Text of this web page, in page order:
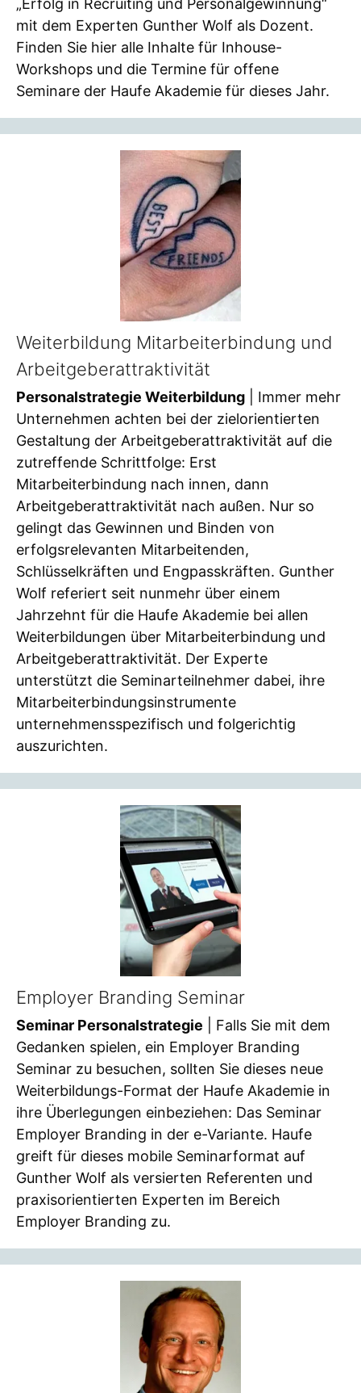
mit dem Experten Gunther Wolf als Dozent.
Finden Sie hier alle Inhalte für Inhouse-
Workshops und die Termine für offene
Seminare der Haufe Akademie für dieses Jahr.
Weiterbildung Mitarbeiterbindung und
Arbeitgeberattraktivität
Personalstrategie Weiterbildung | Immer mehr
Unternehmen achten bei der zielorientierten
Gestaltung der Arbeitgeberattraktivität auf die
zutreffende Schrittfolge: Erst
Mitarbeiterbindung nach innen, dann
Arbeitgeberattraktivität nach außen. Nur so
gelingt das Gewinnen und Binden von
erfolgsrelevanten Mitarbeitenden,
Schlüsselkräften und Engpasskräften. Gunther
Wolf referiert seit nunmehr über einem
Jahrzehnt für die Haufe Akademie bei allen
Weiterbildungen über Mitarbeiterbindung und
Arbeitgeberattraktivität. Der Experte
unterstützt die Seminarteilnehmer dabei, ihre
Mitarbeiterbindungsinstrumente
unternehmensspezifisch und folgerichtig
auszurichten.
Employer Branding Seminar
Seminar Personalstrategie | Falls Sie mit dem
Gedanken spielen, ein Employer Branding
Seminar zu besuchen, sollten Sie dieses neue
Weiterbildungs-Format der Haufe Akademie in
ihre Überlegungen einbeziehen: Das Seminar
Employer Branding in der e-Variante. Haufe
greift für dieses mobile Seminarformat auf
Gunther Wolf als versierten Referenten und
praxisorientierten Experten im Bereich
Employer Branding zu.